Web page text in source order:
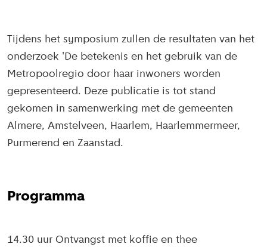
Tijdens het symposium zullen de resultaten van het
onderzoek 'De betekenis en het gebruik van de
Metropoolregio door haar inwoners worden
gepresenteerd. Deze publicatie is tot stand
gekomen in samenwerking met de gemeenten
Almere, Amstelveen, Haarlem, Haarlemmermeer,
Purmerend en Zaanstad.
Programma
14.30 uur Ontvangst met koffie en thee